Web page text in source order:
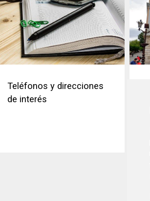
Teléfonos y direcciones
de interés